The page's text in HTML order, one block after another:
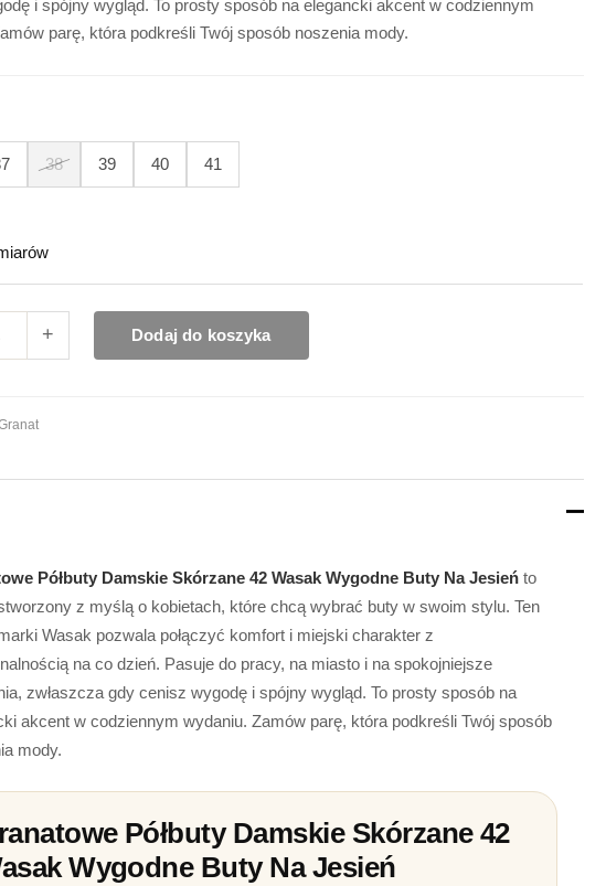
i spójny wygląd. To prosty sposób na elegancki akcent w codziennym
parę, która podkreśli Twój sposób noszenia mody.
38 39 40 41
+ Dodaj do koszyka
Półbuty Damskie Skórzane 42 Wasak Wygodne Buty Na Jesień to
z myślą o kobietach, które chcą wybrać buty w swoim stylu. Ten
Wasak pozwala połączyć komfort i miejski charakter z
na co dzień. Pasuje do pracy, na miasto i na spokojniejsze
zwłaszcza gdy cenisz wygodę i spójny wygląd. To prosty sposób na
akcent w codziennym wydaniu. Zamów parę, która podkreśli Twój sposób
mody.
Półbuty Damskie Skórzane 42
Wygodne Buty Na Jesień